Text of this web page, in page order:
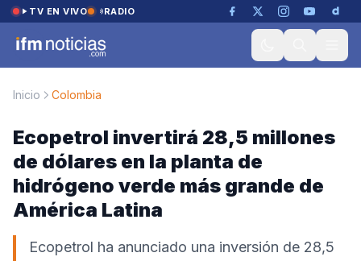
Saltar al contenido
TV EN VIVO RADIO
Inicio Colombia
Ecopetrol invertirá 28,5 millones
de dólares en la planta de
hidrógeno verde más grande de
América Latina
Ecopetrol ha anunciado una inversión de 28,5